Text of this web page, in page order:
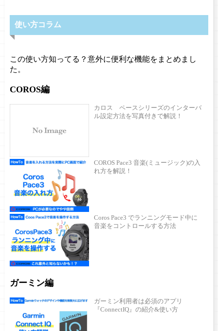
使い方コラム
この使い方知ってる？意外に便利な機能をまとめまし
た。
COROS編
カロス ペースシリーズのインターバ
ル設定方法を写真付きで解説！
COROS Pace3 音楽(ミュージック)の入
れ方を解説！
Coros Pace3 でランニングモード中に
音楽をコントロールする方法
ガーミン編
ガーミン利用者は必須のアプリ
『ConnectIQ』の紹介&使い方